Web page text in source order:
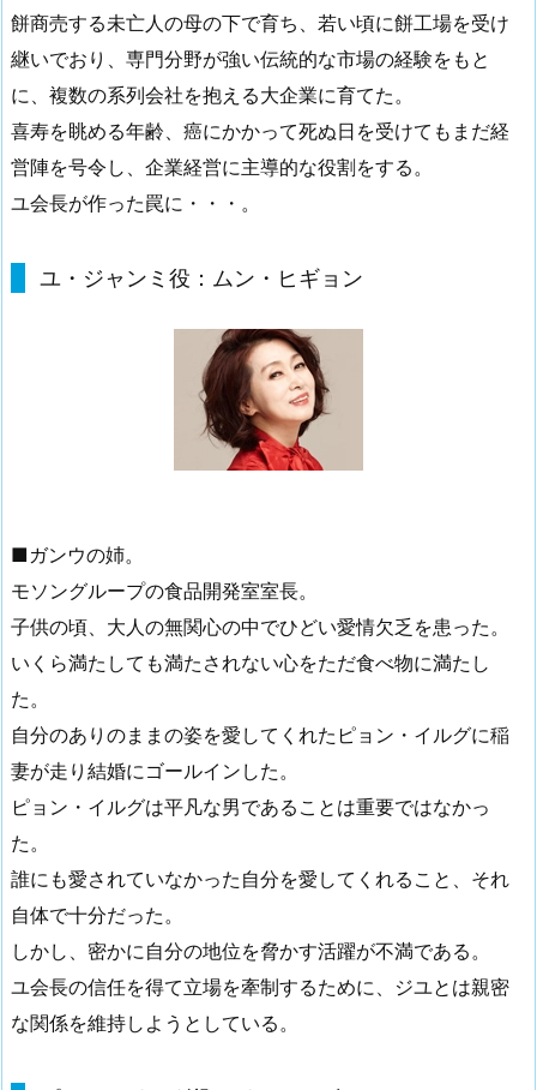
餅商売する未亡人の母の下で育ち、若い頃に餅工場を受け
継いでおり、専門分野が強い伝統的な市場の経験をもと
に、複数の系列会社を抱える大企業に育てた。
喜寿を眺める年齢、癌にかかって死ぬ日を受けてもまだ経
営陣を号令し、企業経営に主導的な役割をする。
ユ会長が作った罠に・・・。
ユ・ジャンミ役：ムン・ヒギョン
■ガンウの姉。
モソングループの食品開発室室長。
子供の頃、大人の無関心の中でひどい愛情欠乏を患った。
いくら満たしても満たされない心をただ食べ物に満たし
た。
自分のありのままの姿を愛してくれたピョン・イルグに稲
妻が走り結婚にゴールインした。
ピョン・イルグは平凡な男であることは重要ではなかっ
た。
誰にも愛されていなかった自分を愛してくれること、それ
自体で十分だった。
しかし、密かに自分の地位を脅かす活躍が不満である。
ユ会長の信任を得て立場を牽制するために、ジユとは親密
な関係を維持しようとしている。